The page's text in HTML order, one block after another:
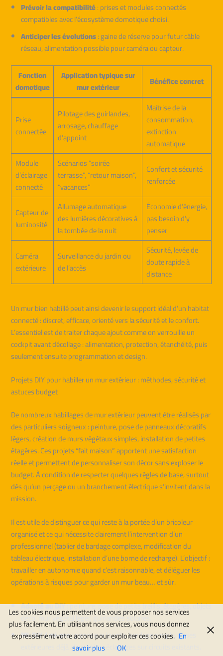
Prévoir la compatibilité: prises et modules connectés
compatibles avec l’écosystème domotique choisi.
Anticiper les évolutions: gaine de réserve pour futur câble
réseau, alimentation possible pour caméra ou capteur.
Fonction
domotique
Application typique sur
mur extérieur
Bénéfice concret
Prise
connectée
Pilotage des guirlandes,
arrosage, chauffage
d’appoint
Maîtrise de la
consommation,
extinction
automatique
Module
d’éclairage
connecté
Scénarios “soirée
terrasse”, “retour maison”,
“vacances”
Confort et sécurité
renforcée
Capteur de
luminosité
Allumage automatique
des lumières décoratives à
la tombée de la nuit
Économie d’énergie,
pas besoin d’y
penser
Caméra
extérieure
Surveillance du jardin ou
de l’accès
Sécurité, levée de
doute rapide à
distance
Un mur bien habillé peut ainsi devenir le support idéal d’un habitat
connecté : discret, efficace, orienté vers la sécurité et le confort.
L’essentiel est de traiter chaque ajout comme on verrouille un
cockpit avant décollage : alimentation, protection, étanchéité, puis
seulement ensuite programmation et design.
Projets DIY pour habiller un mur extérieur : méthodes, sécurité et
astuces budget
De nombreux habillages de mur extérieur peuvent être réalisés par
des particuliers soigneux : peinture, pose de panneaux décoratifs
légers, création de murs végétaux simples, installation de petites
étagères. Ces projets “fait maison” apportent une satisfaction
réelle et permettent de personnaliser son décor sans exploser le
budget. À condition de respecter quelques règles de base, surtout
dès qu’un perçage ou un branchement électrique s’invitent dans la
mission.
Il est utile de distinguer ce qui reste à la portée d’un bricoleur
organisé et ce qui nécessite clairement l’intervention d’un
professionnel (tablier de bardage complexe, modification du
tableau électrique, installation d’une borne de recharge). L’objectif :
travailler en autonomie quand c’est raisonnable, et déléguer les
opérations à risques pour garder un mur beau… et sûr.
Adapté au DIY: peinture, pose de petits treillis, étagères, objets
déco, mur végétal léger, guirlandes solaires.
MI-DIY / mi-pro: panneaux lourds, bardage simple, prises
extérieures déjà alimentées, éclairages sur circuits existants.
Les cookies nous permettent de vous proposer nos services
plus facilement. En utilisant nos services, vous nous donnez
expressément votre accord pour exploiter ces cookies. En
savoir plus
OK